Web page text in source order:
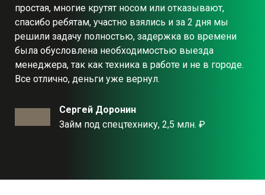
простая, многие крутят носом или отказывают,
спасибо ребятам, участно взялись и за 2 дня мы
решили задачу полностью, задержка во времени
была обусловлена необходимостью выезда
менеджера, так как техника в работе и не в городе.
Все отлично, деньги уже вернул.
Сергей Доронин
Займ под спецтехнику, 2,5 млн. ₽